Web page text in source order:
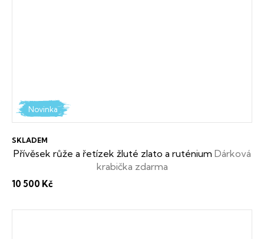
Novinka
Přívěsek růže a řetízek žluté zlato a ruténium Dárková
krabička zdarma
SKLADEM
10 500 Kč